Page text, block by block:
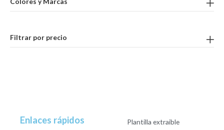
Filtrar por precio
Enlaces rápidos
Plantilla extraible